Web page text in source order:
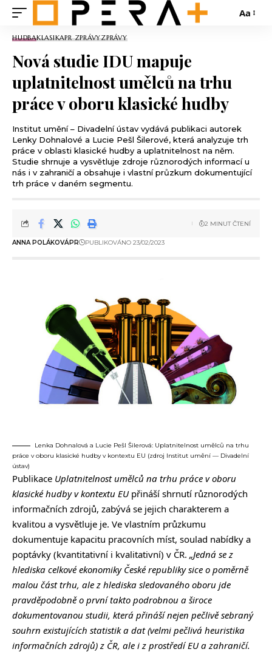
Aa
HUDBAKLASIKAPR ZPRÁVYZPRÁVY
Nová studie IDU mapuje
uplatnitelnost umělců na trhu
práce v oboru klasické hudby
Institut umění – Divadelní ústav vydává publikaci autorek
Lenky Dohnalové a Lucie Pešl Šilerové, která analyzuje trh
práce v oblasti klasické hudby a uplatnitelnost na něm.
Studie shrnuje a vysvětluje zdroje různorodých informací u
nás i v zahraničí a obsahuje i vlastní průzkum dokumentující
trh práce v daném segmentu.
ANNA POLÁKOVÁPR PUBLIKOVÁNO 23/02/2023
2 MINUT ČTENÍ
Lenka Dohnalová a Lucie Pešl Šilerová: Uplatnitelnost umělců na trhu
práce v oboru klasické hudby v kontextu EU (zdroj Institut umění — Divadelní
ústav)
Publikace Uplatnitelnost umělců na trhu práce v oboru
klasické hudby v kontextu EU přináší shrnutí různorodých
informačních zdrojů, zabývá se jejich charakterem a
kvalitou a vysvětluje je. Ve vlastním průzkumu
dokumentuje kapacitu pracovních míst, soulad nabídky a
poptávky (kvantitativní i kvalitativní) v ČR. „Jedná se z
hlediska celkové ekonomiky České republiky sice o poměrně
malou část trhu, ale z hlediska sledovaného oboru jde
pravděpodobně o první takto podrobnou a široce
dokumentovanou studii, která přináší nejen pečlivě sebraný
souhrn existujících statistik a dat (velmi pečlivá heuristika
informačních zdrojů) z ČR, ale i z prostředí EU a zahraničí.